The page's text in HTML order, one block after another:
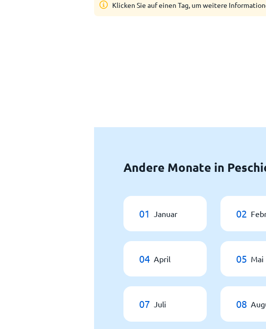
Klicken Sie auf einen Tag, um weitere
Andere Monate in
01 Januar 02
04 April 05 Mai
07 Juli 08